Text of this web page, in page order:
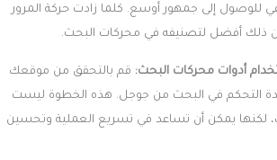
للوصول إلى جمهور أوسع. كلما زادت حركة المرور
ذلك أفضل لتصنيفه في محركات البحث.
أدوات محركات البحث: قم بالتحقق من موقعك
التحكم في البحث من جوجل. هذه الخطوة ليست
لكنها يمكن أن تساعد في تسريع العملية وتحسين